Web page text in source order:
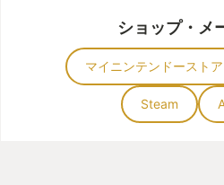
ショップ・メ
マイニンテンドーストア
Steam